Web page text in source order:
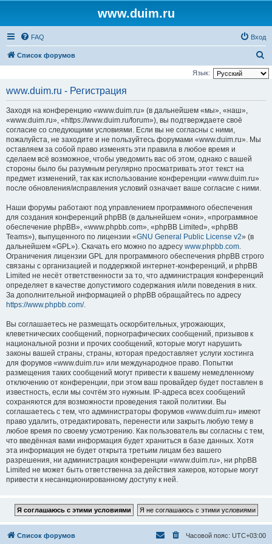
www.duim.ru
FAQ Вход
Список форумов
о
Язык:
www.duim.ru - Регистрация
Заходя на конференцию «www.duim.ru» (в дальнейшем «мы», «наш»,
«www.duim.ru», «https://www.duim.ru/forum»), вы подтверждаете своё
согласие со следующими условиями. Если вы не согласны с ними,
пожалуйста, не заходите и не пользуйтесь форумами «www.duim.ru». Мы
оставляем за собой право изменять эти правила в любое время и
сделаем всё возможное, чтобы уведомить вас об этом, однако с вашей
стороны было бы разумным регулярно просматривать этот текст на
предмет изменений, так как использование конференции «www.duim.ru»
после обновления/исправления условий означает ваше согласие с ними.
Наши форумы работают под управлением программного обеспечения
для создания конференций phpBB (в дальнейшем «они», «программное
обеспечение phpBB», «www.phpbb.com», «phpBB Limited», «phpBB
Teams»), выпущенного по лицензии «GNU General Public License v2» (в
дальнейшем «GPL»). Скачать его можно по адресу www.phpbb.com.
Ограничения лицензии GPL для программного обеспечения phpBB строго
связаны с организацией и поддержкой интернет-конференций, и phpBB
Limited не несёт ответственности за то, что администрация конференций
определяет в качестве допустимого содержания и/или поведения в них.
За дополнительной информацией о phpBB обращайтесь по адресу
https://www.phpbb.com/.
Вы соглашаетесь не размещать оскорбительных, угрожающих,
клеветнических сообщений, порнографических сообщений, призывов к
национальной розни и прочих сообщений, которые могут нарушить
законы вашей страны, страны, которая предоставляет услуги хостинга
для форумов «www.duim.ru» или международное право. Попытки
размещения таких сообщений могут привести к вашему немедленному
отключению от конференции, при этом ваш провайдер будет поставлен в
известность, если мы сочтём это нужным. IP-адреса всех сообщений
сохраняются для возможности проведения такой политики. Вы
соглашаетесь с тем, что администраторы форумов «www.duim.ru» имеют
право удалить, отредактировать, перенести или закрыть любую тему в
любое время по своему усмотрению. Как пользователь вы согласны с тем,
что введённая вами информация будет храниться в базе данных. Хотя
эта информация не будет открыта третьим лицам без вашего
разрешения, ни администрация конференции «www.duim.ru», ни phpBB
Limited не может быть ответственна за действия хакеров, которые могут
привести к несанкционированному доступу к ней.
Список форумов Часовой пояс: UTC+03:00